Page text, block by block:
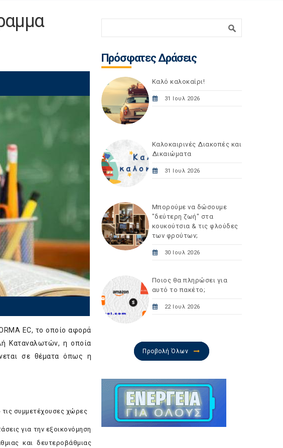
EC, το οποίο αφορά
Καταναλωτών, η οποία
σε θέματα όπως η
τις συμμετέχουσες χώρες
για την εξοικονόμηση
και δευτεροβάθμιας
Πρόσφατες Δράσεις
Καλό καλοκαίρι!
31 Ιουλ 2026
Καλοκαιρινές Διακοπές και
Δικαιώματα
31 Ιουλ 2026
Μπορούμε να δώσουμε
"δεύτερη ζωή" στα
κουκούτσια & τις φλούδες
των φρούτων;
30 Ιουλ 2026
Ποιος θα πληρώσει για
αυτό το πακέτο;
22 Ιουλ 2026
Προβολή Όλων